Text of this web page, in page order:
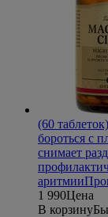
(60
бороться с
снимает
аритмии
1 990Цена
В корзину